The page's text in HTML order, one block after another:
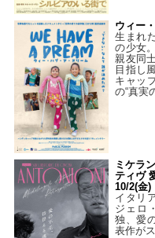
ウィー
生まれ
の少女
親友同
目指し
キャッ
の“真実
ミケラ
ティヴ
10/2(金)
イタリ
ジェロ
独、愛
表作が